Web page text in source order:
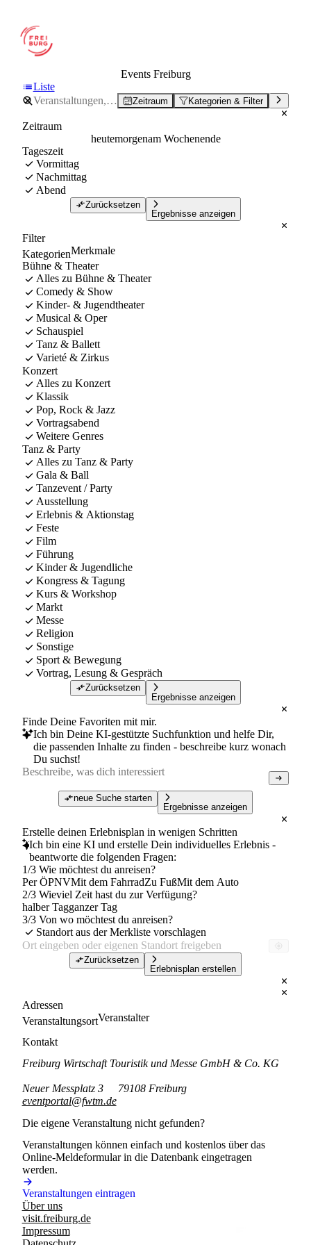
Events Freiburg
Liste
Zeitraum Kategorien & Filter
Zeitraum
heutemorgenam Wochenende
Tageszeit
Vormittag
Nachmittag
Abend
Zurücksetzen
Ergebnisse anzeigen
Filter
KategorienMerkmale
Bühne & Theater
Alles zu Bühne & Theater
Comedy & Show
Kinder- & Jugendtheater
Musical & Oper
Schauspiel
Tanz & Ballett
Varieté & Zirkus
Konzert
Alles zu Konzert
Klassik
Pop, Rock & Jazz
Vortragsabend
Weitere Genres
Tanz & Party
Alles zu Tanz & Party
Gala & Ball
Tanzevent / Party
Ausstellung
Erlebnis & Aktionstag
Feste
Film
Führung
Kinder & Jugendliche
Kongress & Tagung
Kurs & Workshop
Markt
Messe
Religion
Sonstige
Sport & Bewegung
Vortrag, Lesung & Gespräch
Zurücksetzen
Ergebnisse anzeigen
Finde Deine Favoriten mit mir.
Ich bin Deine KI-gestützte Suchfunktion und helfe Dir,
die passenden Inhalte zu finden - beschreibe kurz wonach
Du suchst!
neue Suche starten
Ergebnisse anzeigen
Erstelle deinen Erlebnisplan in wenigen Schritten
Ich bin eine KI und erstelle Dein individuelles Erlebnis -
beantworte die folgenden Fragen:
1/3 Wie möchtest du anreisen?
Per ÖPNVMit dem FahrradZu FußMit dem Auto
2/3 Wieviel Zeit hast du zur Verfügung?
halber Tagganzer Tag
3/3 Von wo möchtest du anreisen?
Standort aus der Merkliste vorschlagen
Zurücksetzen
Erlebnisplan erstellen
Adressen
VeranstaltungsortVeranstalter
Kontakt
Freiburg Wirtschaft Touristik und Messe GmbH & Co. KG
Neuer Messplatz 3
79108 Freiburg
eventportal@fwtm.de
Die eigene Veranstaltung nicht gefunden?
Veranstaltungen können einfach und kostenlos über das
Online-Meldeformular in die Datenbank eingetragen
werden.
Veranstaltungen eintragen
Über uns
visit.freiburg.de
Impressum